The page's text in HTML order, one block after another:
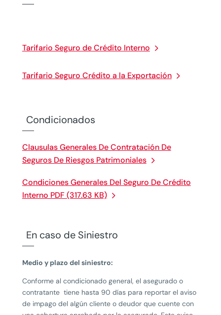
Tarifario Seguro de Crédito Interno
Tarifario Seguro Crédito a la Exportación
Condicionados
Clausulas Generales De Contratación De
Seguros De Riesgos Patrimoniales
Condiciones Generales Del Seguro De Crédito
Interno PDF (317.63 KB)
En caso de Siniestro
Medio y plazo del siniestro:
Conforme al condicionado general, el asegurado o
contratante tiene hasta 90 días para reportar el aviso
de impago del algún cliente o deudor que cuente con